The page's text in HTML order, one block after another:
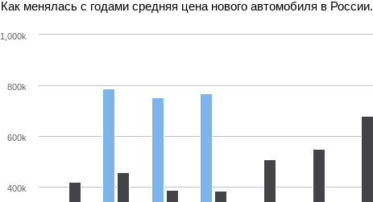
Как менялась с годами средняя цена нового автомобиля в России.
400k
600k
800k
1,000k